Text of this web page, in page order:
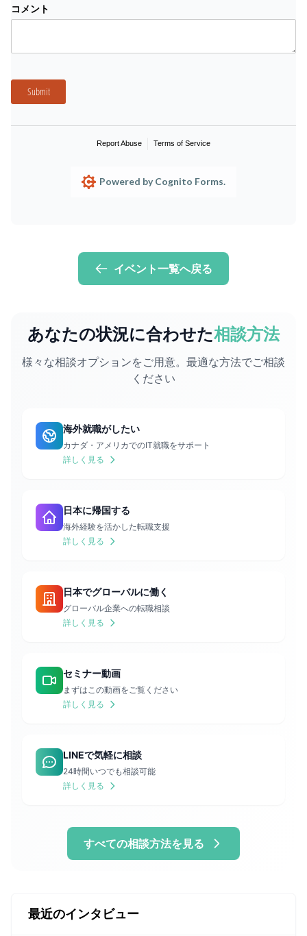
コメント
Submit
Report Abuse Terms of Service
Powered by Cognito Forms.
イベント一覧へ戻る
あなたの状況に合わせた相談方法
様々な相談オプションをご用意。最適な方法でご相談
ください
海外就職がしたい
カナダ・アメリカでのIT就職をサポート
詳しく見る
日本に帰国する
海外経験を活かした転職支援
詳しく見る
日本でグローバルに働く
グローバル企業への転職相談
詳しく見る
セミナー動画
まずはこの動画をご覧ください
詳しく見る
LINEで気軽に相談
24時間いつでも相談可能
詳しく見る
すべての相談方法を見る
最近のインタビュー